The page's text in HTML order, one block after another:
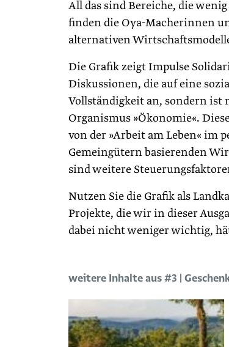
All das sind Bereiche, die
finden die Oya-Macherinnen
alternativen
Die Grafik zeigt Impulse
Diskussionen, die auf eine
Vollständigkeit an, sondern ist
Organismus »Ökonomie«.
von der »Arbeit am Leben« im
Gemeingütern basierenden
sind weitere
Nutzen Sie die Grafik als
Projekte, die wir in dieser
dabei nicht weniger wichtig,
weitere Inhalte aus #3 |